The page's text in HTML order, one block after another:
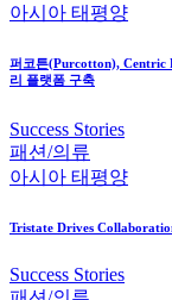
아시아 태평양
퍼코튼(Purcotton), Centric
리 플랫폼 구축
Success Stories
패션/의류
아시아 태평양
Tristate Drives
Success Stories